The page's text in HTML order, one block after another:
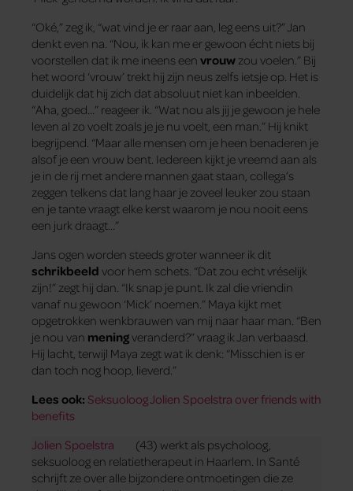
“Oké,” zeg ik, “wat vind je er raar aan, leg eens uit?” Jan
denkt even na. “Nou, ik kan me er gewoon écht niets bij
voorstellen dat ik me ineens een vrouw zou voelen.” Bij
het woord ‘vrouw’ trekt hij zijn neus zelfs ietsje op. Het is
duidelijk dat hij zich dat absoluut niet kan inbeelden.
“Aha, goed…” reageer ik. “Wat nou als jij je gewoon je hele
leven al zo voelt zoals je je nu voelt, een man.” Hij knikt
begrijpend. “Maar alle mensen om je heen benaderen je
alsof je een vrouw bent. Iedereen kijkt je vreemd aan als
je in de rij met andere mannen gaat staan, collega’s
zeggen telkens dat lang haar je zoveel leuker zou staan
en je tante vraagt elke kerst waarom je nou nooit eens
een jurk draagt…”
Jans ogen worden steeds groter wanneer ik dit
schrikbeeld voor hem schets. “Dat zou echt vréselijk
zijn!” zegt hij dan. “Ik snap je punt. Ik zal die vriendin
vanaf nu gewoon ‘Mick’ noemen.” Maya kijkt met
opgetrokken wenkbrauwen van mij naar haar man. “Ben
je nou van meningveranderd?” vraag ik Jan verbaasd.
Hij lacht, terwijl Maya zegt wat ik denk: “Misschien is er
dan toch nog hoop, lieverd.”
Lees ook: Seksuoloog Jolien Spoelstra over friends with
benefits
Jolien Spoelstra
(43) werkt als psycholoog,
seksuoloog en relatietherapeut in Haarlem. In Santé
schrijft ze over alle bijzondere ontmoetingen die ze